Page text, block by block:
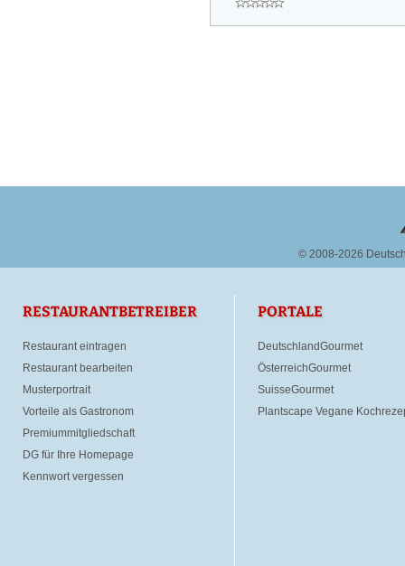
© 2008-2026
RESTAURANTBETREIBER
Restaurant eintragen
Restaurant bearbeiten
Musterportrait
Vorteile als Gastronom
Premiummitgliedschaft
DG für Ihre Homepage
Kennwort vergessen
PORTALE
DeutschlandGourmet
ÖsterreichGourmet
SuisseGourmet
Plantscape Vegane